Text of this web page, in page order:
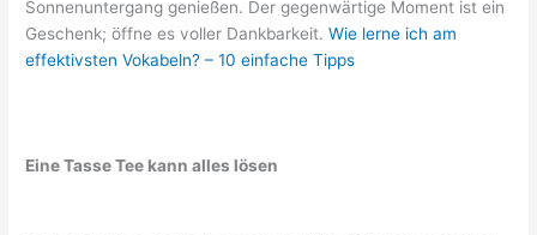
Sonnenuntergang genießen. Der gegenwärtige Moment ist ein
Geschenk; öffne es voller Dankbarkeit.Wie lerne ich am
effektivsten Vokabeln? – 10 einfache Tipps
Eine Tasse Tee kann alles lösen